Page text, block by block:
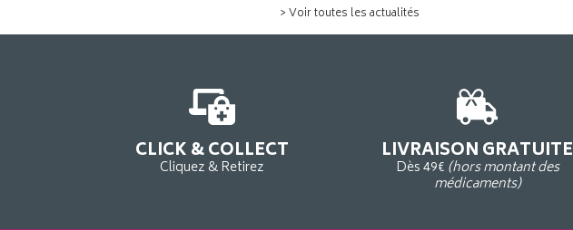
> Voir toutes les actualités
CLICK & COLLECT
Cliquez & Retirez
LIVRAISON GRATUITE
Dès 49€ (hors montant des
médicaments)